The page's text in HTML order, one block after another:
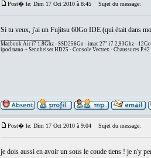
Post� le: Dim 17 Oct 2010 à 8:45 Sujet du message:
Si tu veux, j'ai un Fujitsu 60Go IDE (qui était dans
Macbook Air i7 1.8Ghz - SSD256Go - imac 27" i7 2,93Ghz -
ipod nano + Sennheiser HD25 - Console Vectrex - Chaussures
Post� le: Dim 17 Oct 2010 à 9:04 Sujet du message:
je dois aussi en avoir un sous le coude tiens ! je n'y